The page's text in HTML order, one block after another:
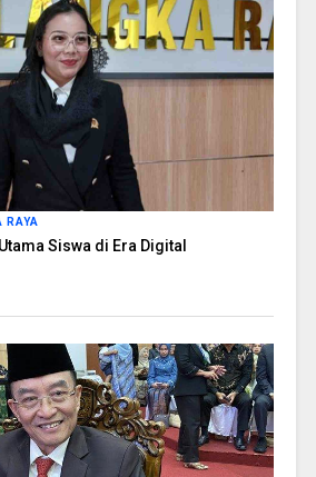
RAYA
Siswa di Era Digital